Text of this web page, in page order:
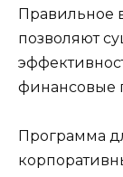
Правильное
позволяют
финансовые
Программа